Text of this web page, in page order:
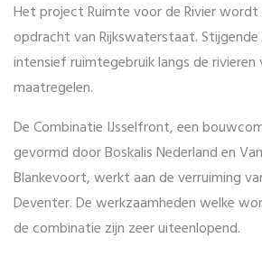
Het project Ruimte voor de Rivier
opdracht van Rijkswaterstaat.
intensief ruimtegebruik langs de rivieren
maatregelen.
De Combinatie IJsselfront, een
gevormd door Boskalis Nederland en
Blankevoort, werkt aan de verruiming
Deventer. De werkzaamheden welke
de combinatie zijn zeer uiteenlopend.